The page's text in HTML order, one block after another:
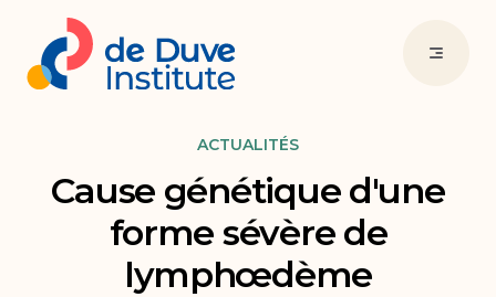
ACTUALITÉS
Cause génétique d'une
forme sévère de
lymphœdème